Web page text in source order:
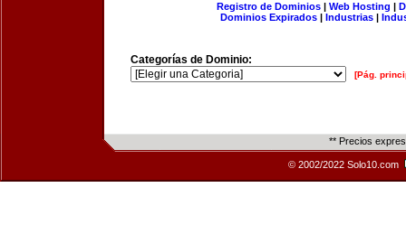
Registro de Dominios| Web Hosting |
Dominios Expirados | Industrias |
Categorías de Dominio:
[Pág.
** Precios
© 2002/2022 Solo10.com